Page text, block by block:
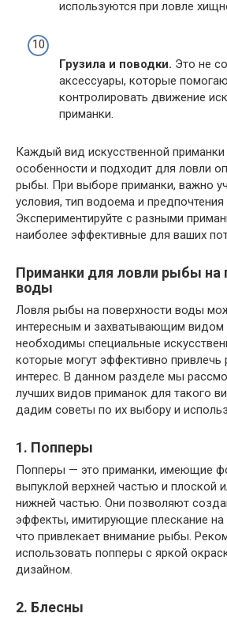
используются при ловле
Грузила и поводки. Это не
аксессуары, которые
контролировать движение
приманки.
Каждый вид искусственной
особенности и подходит для ловли
рыбы. При выборе приманки, важно
условия, тип водоема и
Экспериментируйте с разными
наиболее эффективные для ваших
Приманки для ловли рыбы на
воды
Ловля рыбы на поверхности воды
интересным и захватывающим видом
необходимы специальные
которые могут эффективно привлечь
интерес. В данном разделе мы
лучших видов приманок для такого
дадим советы по их выбору и
1. Попперы
Попперы — это приманки, имеющие
выпуклой верхней частью и плоской
нижней частью. Они позволяют
эффекты, имитирующие плескание на
что привлекает внимание рыбы.
использовать попперы с яркой
дизайном.
2. Блесны